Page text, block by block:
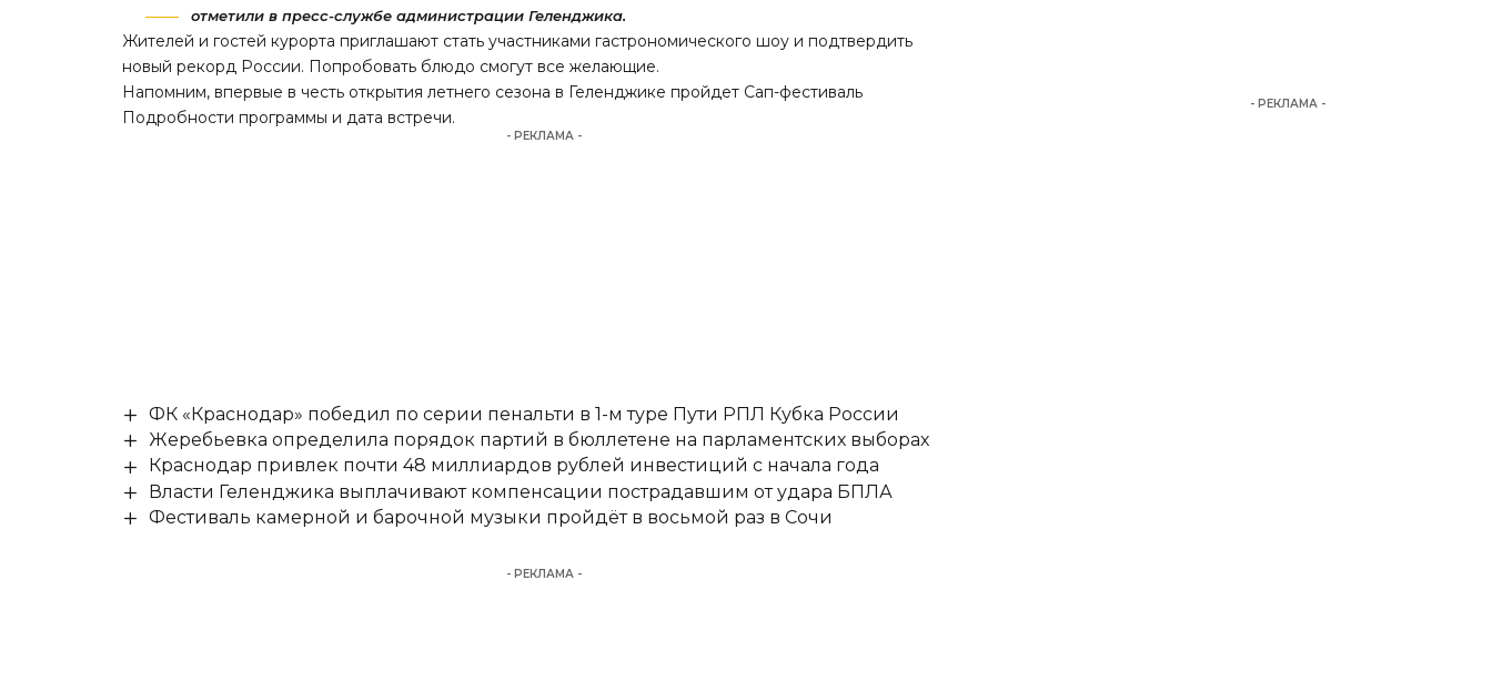
отметили в пресс-службе администрации Геленджика.
Жителей и гостей курорта приглашают стать участниками гастрономического шоу и подтвердить
новый рекорд России. Попробовать блюдо смогут все желающие.
Напомним, впервые в честь открытия летнего сезона в Геленджике пройдет Сап-фестиваль
Подробности программы и дата встречи.
- РЕКЛАМА -
ФК «Краснодар» победил по серии пенальти в 1-м туре Пути РПЛ Кубка России
Жеребьевка определила порядок партий в бюллетене на парламентских выборах
Краснодар привлек почти 48 миллиардов рублей инвестиций с начала года
Власти Геленджика выплачивают компенсации пострадавшим от удара БПЛА
Фестиваль камерной и барочной музыки пройдёт в восьмой раз в Сочи
- РЕКЛАМА -
- РЕКЛАМА -